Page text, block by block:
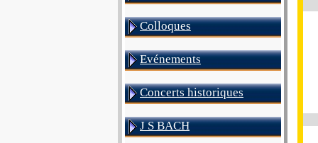
Colloques
Evénements
Concerts historiques
J S BACH